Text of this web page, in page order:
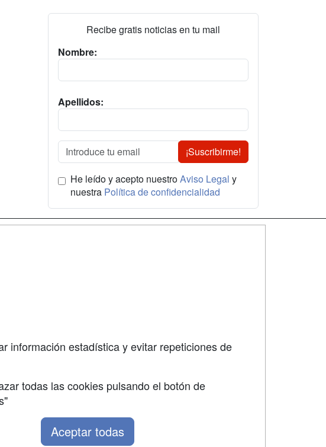
Recibe gratis noticias en tu mail
Nombre:
Apellidos:
¡Suscribirme!
He leído y acepto nuestroAviso Legal y
nuestra Política de confidencialidad
información estadística y evitar repeticiones de
todas las cookies pulsando el botón de
Aceptar todas